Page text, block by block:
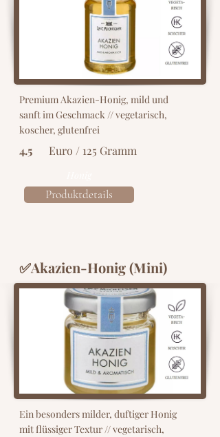
Premium Akazien-Honig, mild und
sanft im Geschmack // vegetarisch,
koscher, glutenfrei
4.5 Euro / 125 Gramm
Produktdetails
✅Akazien-Honig (Mini)
Ein besonders milder, duftiger Honig
mit flüssiger Textur // vegetarisch,